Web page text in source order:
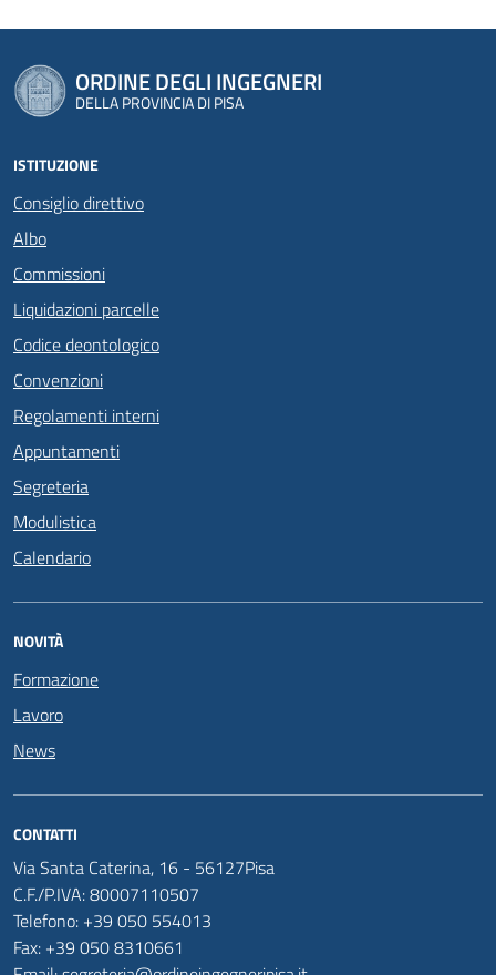
ORDINE DEGLI INGEGNERI
DELLA PROVINCIA DI PISA
ISTITUZIONE
Consiglio direttivo
Albo
Commissioni
Liquidazioni parcelle
Codice deontologico
Convenzioni
Regolamenti interni
Appuntamenti
Segreteria
Modulistica
Calendario
NOVITÀ
Formazione
Lavoro
News
CONTATTI
Via Santa Caterina, 16 - 56127Pisa
C.F./P.IVA: 80007110507
Telefono: +39 050 554013
Fax: +39 050 8310661